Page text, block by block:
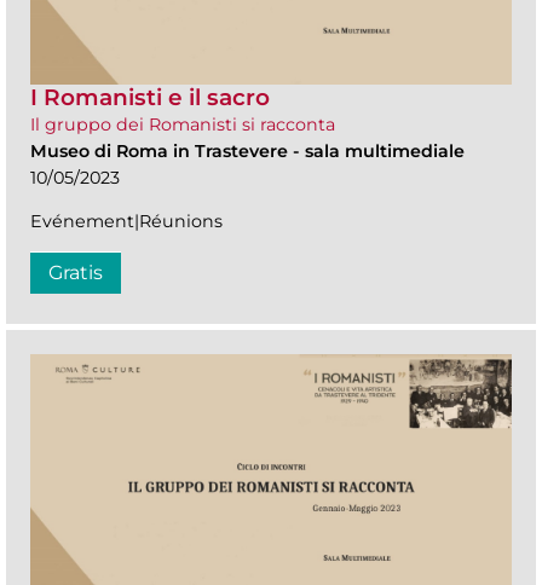
I Romanisti e il sacro
Il gruppo dei Romanisti si racconta
Museo di Roma in Trastevere - sala multimediale
10/05/2023
Evénement|Réunions
Gratis